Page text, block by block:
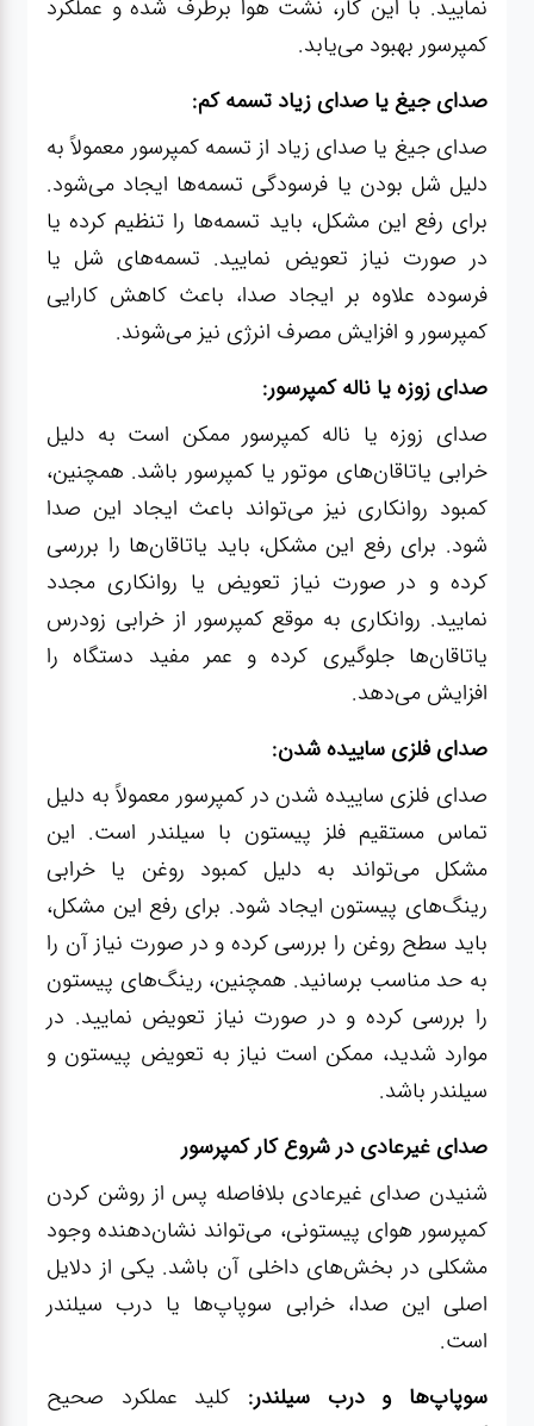
کمپرسور بهبود می‌یابد.
صدای جیغ یا صدای زیاد تسمه کم:
صدای جیغ یا صدای زیاد از تسمه کمپرسور معمولاً به
دلیل شل بودن یا فرسودگی تسمه‌ها ایجاد می‌شود.
برای رفع این مشکل، باید تسمه‌ها را تنظیم کرده یا
در صورت نیاز تعویض نمایید. تسمه‌های شل یا
فرسوده علاوه بر ایجاد صدا، باعث کاهش کارایی
کمپرسور و افزایش مصرف انرژی نیز می‌شوند.
صدای زوزه یا ناله کمپرسور:
صدای زوزه یا ناله کمپرسور ممکن است به دلیل
خرابی یاتاقان‌های موتور یا کمپرسور باشد. همچنین،
کمبود روانکاری نیز می‌تواند باعث ایجاد این صدا
شود. برای رفع این مشکل، باید یاتاقان‌ها را بررسی
کرده و در صورت نیاز تعویض یا روانکاری مجدد
نمایید. روانکاری به موقع کمپرسور از خرابی زودرس
یاتاقان‌ها جلوگیری کرده و عمر مفید دستگاه را
افزایش می‌دهد.
صدای فلزی ساییده شدن:
صدای فلزی ساییده شدن در کمپرسور معمولاً به دلیل
تماس مستقیم فلز پیستون با سیلندر است. این
مشکل می‌تواند به دلیل کمبود روغن یا خرابی
رینگ‌های پیستون ایجاد شود. برای رفع این مشکل،
باید سطح روغن را بررسی کرده و در صورت نیاز آن را
به حد مناسب برسانید. همچنین، رینگ‌های پیستون
را بررسی کرده و در صورت نیاز تعویض نمایید. در
موارد شدید، ممکن است نیاز به تعویض پیستون و
سیلندر باشد.
صدای غیرعادی در شروع کار کمپرسور
شنیدن صدای غیرعادی بلافاصله پس از روشن کردن
کمپرسور هوای پیستونی، می‌تواند نشان‌دهنده وجود
مشکلی در بخش‌های داخلی آن باشد. یکی از دلایل
اصلی این صدا، خرابی سوپاپ‌ها یا درب سیلندر
است.
سوپاپ‌ها و درب سیلندر: کلید عملکرد صحیح